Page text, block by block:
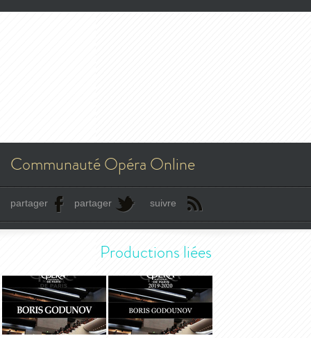
Communauté Opéra Online
partager partager suivre
Productions liées